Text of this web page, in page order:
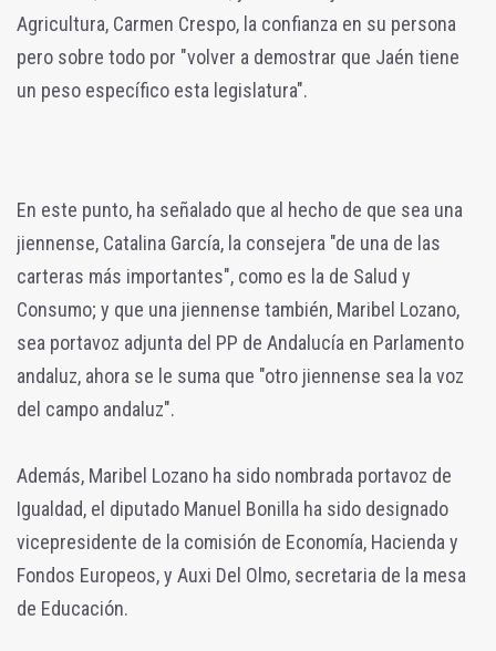
Agricultura, Carmen Crespo, la confianza en su persona
pero sobre todo por "volver a demostrar que Jaén tiene
un peso específico esta legislatura".
En este punto, ha señalado que al hecho de que sea una
jiennense, Catalina García, la consejera "de una de las
carteras más importantes", como es la de Salud y
Consumo; y que una jiennense también, Maribel Lozano,
sea portavoz adjunta del PP de Andalucía en Parlamento
andaluz, ahora se le suma que "otro jiennense sea la voz
del campo andaluz".
Además, Maribel Lozano ha sido nombrada portavoz de
Igualdad, el diputado Manuel Bonilla ha sido designado
vicepresidente de la comisión de Economía, Hacienda y
Fondos Europeos, y Auxi Del Olmo, secretaria de la mesa
de Educación.